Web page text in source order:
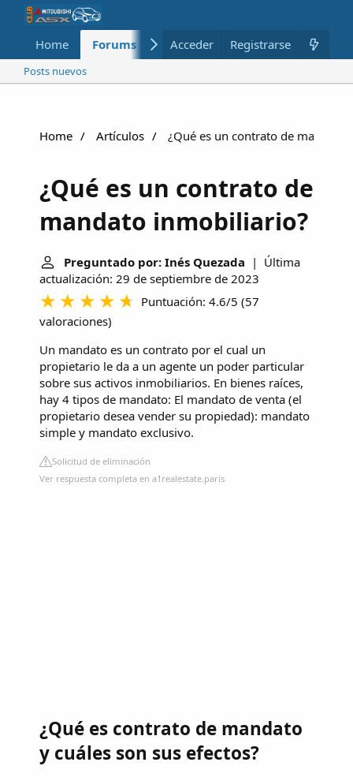
Home Forums Nuevo Miembros
Acceder Registrarse
Posts nuevos
Home Artículos ¿Qué es un contrato de mandato
¿Qué es un contrato de
mandato inmobiliario?
Preguntado por: Inés Quezada | Última
actualización: 29 de septiembre de 2023
Puntuación: 4.6/5 (57
valoraciones)
Un mandato es un contrato por el cual un
propietario le da a un agente un poder particular
sobre sus activos inmobiliarios. En bienes raíces,
hay 4 tipos de mandato: El mandato de venta (el
propietario desea vender su propiedad): mandato
simple y mandato exclusivo.
Solicitud de eliminación
Ver respuesta completa en a1realestate.paris
¿Qué es contrato de mandato
y cuáles son sus efectos?